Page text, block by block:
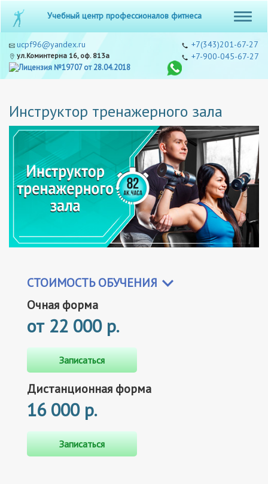
Учебный центр профессионалов фитнеса
ucpf96@yandex.ru
ул.Коминтерна 16, оф. 813а
+7(343)201-67-27
+7-900-045-67-27
Инструктор тренажерного зала
СТОИМОСТЬ ОБУЧЕНИЯ
Очная форма
от22 000 р.
Записаться
Дистанционная форма
16 000 р.
Записаться